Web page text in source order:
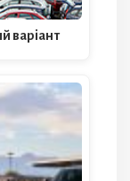
варіант